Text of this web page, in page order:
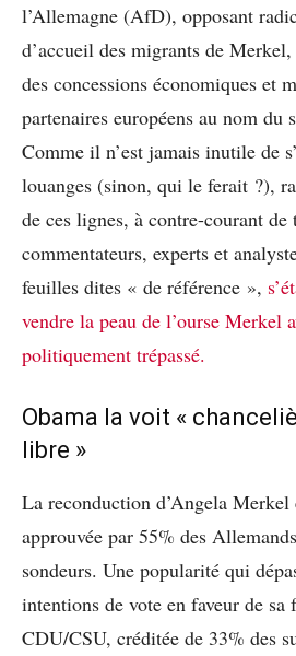
l’Allemagne (AfD), opposant
d’accueil des migrants de
des concessions économiques et
partenaires européens au nom du
Comme il n’est jamais inutile de
louanges (sinon, qui le ferait ?),
de ces lignes, à contre-courant de
commentateurs, experts et
feuilles dites « de référence »,
vendre la peau de l’ourse Merkel
politiquement trépassé.
Obama la voit «
libre »
La reconduction d’Angela Merkel
approuvée par 55% des
sondeurs. Une popularité qui
intentions de vote en faveur de
CDU/CSU, créditée de 33% des